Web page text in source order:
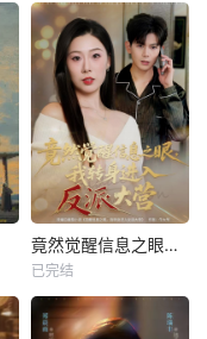
竟然觉醒信息之眼，我转身进入反派大营
已完结